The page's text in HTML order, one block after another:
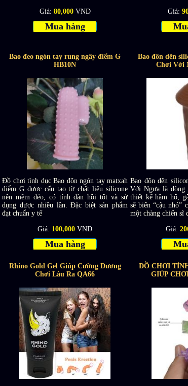
Giá: 80,000 VND
Mua hàng
Giá:
Bao đeo ngón tay rung ngây điểm G
HB10N
Đồ chơi tình dục Bao đôn ngón tay matxah
điểm G được cấu tạo từ chất liệu silicone
nên mềm dẻo, có tính đàn hồi tốt và sử
dụng được nhiều lần. Đặc biệt sản phẩm
đạt chuẩn y tế
Giá: 100,000 VND
Mua hàng
Bao đôn dên
Chơi Với
Bao đôn dên
Với Ngựa là dòng
thiết kế hầm hố,
sẽ biến “cậu nhỏ”
một chàng chiến sĩ
Giá:
Rhino Gold Gel Giúp Cường Dương
Chơi Lâu Ra QA66
ĐỒ CHƠI
GIÚP